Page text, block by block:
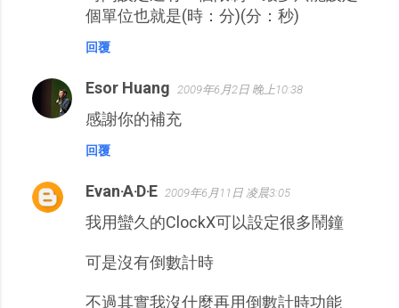
個單位也就是(時：分)(分：秒)
回覆
Esor Huang 2009年6月2日 晚上10:38
感謝你的補充
回覆
Evan‧A‧D‧E 2009年6月11日 凌晨3:05
我用蠻久的ClockX可以設定很多鬧鐘
可是沒有倒數計時
不過其實我沒什麼再用倒數計時功能